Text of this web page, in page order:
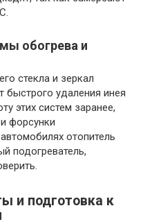
обогрева и
стекла и зеркал
быстрого удаления инея
этих систем заранее,
форсунки
отопитель
подогреватель,
и подготовка к